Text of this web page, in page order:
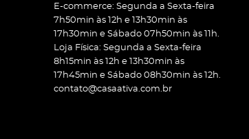
E-commerce: Segunda a Sexta-feira
7h50min às 12h e 13h30min às
17h30min e Sábado 07h50min às 11h.
Loja Física: Segunda a Sexta-feira
8h15min às 12h e 13h30min às
17h45min e Sábado 08h30min às 12h.
contato@casaativa.com.br